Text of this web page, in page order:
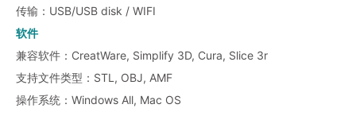
传输：USB/USB disk / WIFI
软件
兼容软件：CreatWare, Simplify 3D, Cura, Slice 3r
支持文件类型：STL, OBJ, AMF
操作系统：Windows All, Mac OS